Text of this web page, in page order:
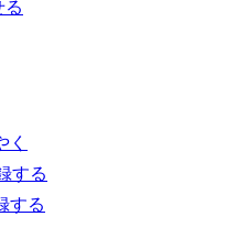
る
く
する
する